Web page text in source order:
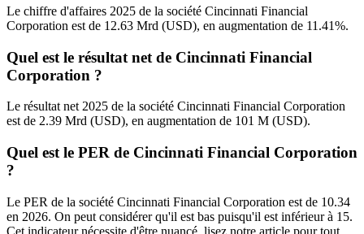
Le chiffre d'affaires 2025 de la société Cincinnati Financial
Corporation est de 12.63 Mrd (USD), en augmentation de 11.41%.
Quel est le résultat net de Cincinnati Financial
Corporation ?
Le résultat net 2025 de la société Cincinnati Financial Corporation
est de 2.39 Mrd (USD), en augmentation de 101 M (USD).
Quel est le PER de Cincinnati Financial Corporation
?
Le PER de la société Cincinnati Financial Corporation est de 10.34
en 2026. On peut considérer qu'il est bas puisqu'il est inférieur à 15.
Cet indicateur nécessite d'être nuancé, lisez notre article pour tout